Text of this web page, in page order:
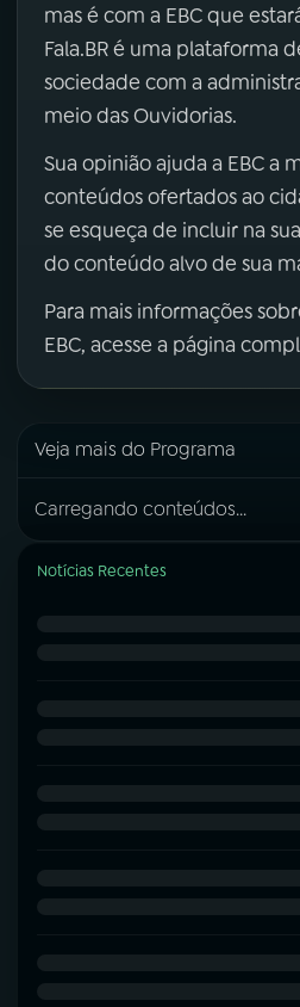
mas é com a EBC que
Fala.BR é uma plataforma
sociedade com a
meio das Ouvidorias.
Sua opinião ajuda a EBC a
conteúdos ofertados ao
se esqueça de incluir na
do conteúdo alvo de sua
Para mais informações
EBC, acesse a página
Veja mais do Programa
Carregando conteúdos...
Notícias Recentes